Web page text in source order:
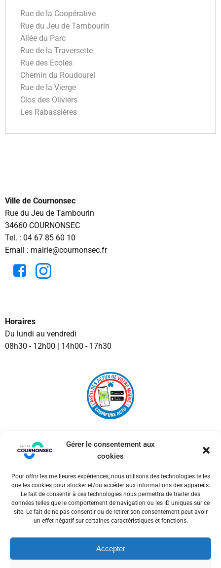
Gérer le consentement aux
cookies
Pour offrir les meilleures expériences, nous utilisons des technologies telles
que les cookies pour stocker et/ou accéder aux informations des appareils.
Le fait de consentir à ces technologies nous permettra de traiter des
données telles que le comportement de navigation ou les ID uniques sur ce
site. Le fait de ne pas consentir ou de retirer son consentement peut avoir
un effet négatif sur certaines caractéristiques et fonctions.
Accepter
Rue de la Coopérative
Rue du Jeu de Tambourin
Allée du Parc
Rue de la Traversette
Rue des Ecoles
Chemin du Roudourel
Rue de la Vierge
Clos des Oliviers
Les Rabassières
Ville de Cournonsec
Rue du Jeu de Tambourin
34660 COURNONSEC
Tel. : 04 67 85 60 10
Email : mairie@cournonsec.fr
Horaires
Du lundi au vendredi
08h30 - 12h00 | 14h00 - 17h30
© 2026 Ville de Cournonsec. Un service proposé par
Comm'un Site
Mentions légales